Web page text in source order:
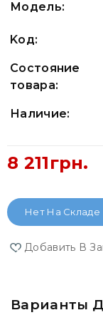
Модель:
Koд:
Состояние
товара:
Наличие:
8 211грн.
Нет На Складе
Добавить В
Варианты